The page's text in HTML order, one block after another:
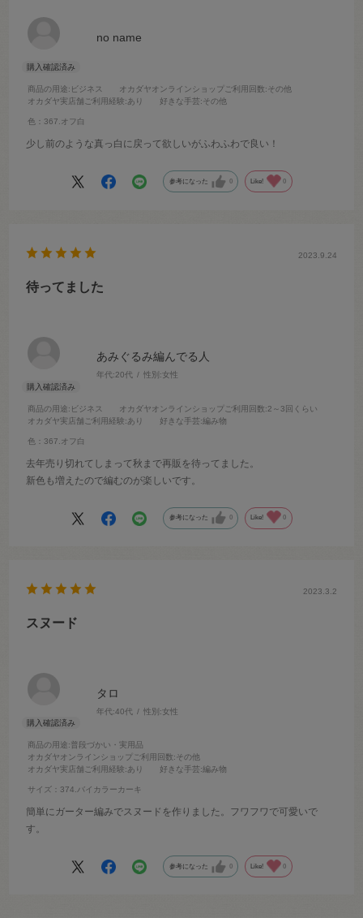
no name
商品の用途:ビジネス オカダヤオンラインショップご利用回数:その他
オカダヤ実店舗ご利用経験:あり 好きな手芸:その他
色：367.オフ白
少し前のような真っ白に戻って欲しいがふわふわで良い！
参考になった 0 Like! 0
あみぐるみ編んでる人
年代:20代 性別:女性
商品の用途:ビジネス オカダヤオンラインショップご利用回数:2～3回くらい
オカダヤ実店舗ご利用経験:あり 好きな手芸:編み物
色：367.オフ白
2023.9.24
待ってました
去年売り切れてしまって秋まで再販を待ってました。
新色も増えたので編むのが楽しいです。
参考になった 0 Like! 0
タロ
年代:40代 性別:女性
商品の用途:普段づかい・実用品
オカダヤオンラインショップご利用回数:その他
オカダヤ実店舗ご利用経験:あり 好きな手芸:編み物
サイズ：374.バイカラーカーキ
2023.3.2
スヌード
簡単にガーター編みでスヌードを作りました。フワフワで可愛いで
す。
参考になった 0 Like! 0